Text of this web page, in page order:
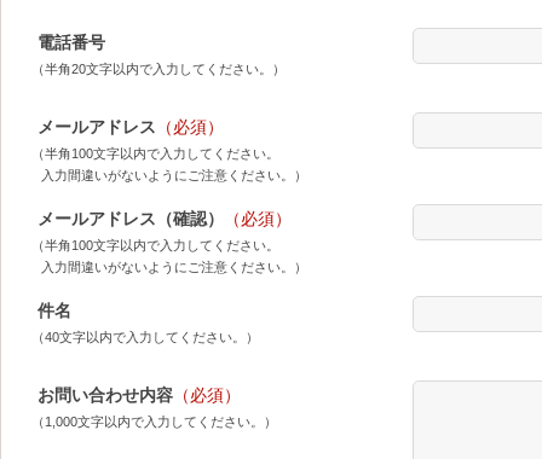
電話番号
（半角20文字以内で入力してください。）
メールアドレス （必須）
（半角100文字以内で入力してください。
入力間違いがないようにご注意ください。）
メールアドレス（確認） （必須）
（半角100文字以内で入力してください。
入力間違いがないようにご注意ください。）
件名
（40文字以内で入力してください。）
お問い合わせ内容 （必須）
（1,000文字以内で入力してください。）